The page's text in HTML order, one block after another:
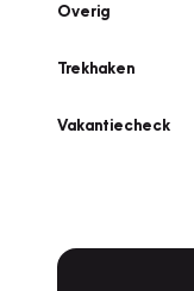
Overig
Trekhaken
Vakantiecheck